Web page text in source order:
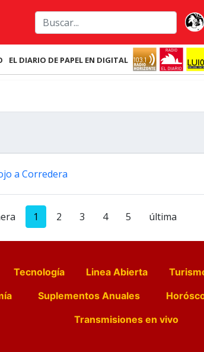
EL DIARIO DE PAPEL EN DIGITAL
a Corredera
1 2 3 4 5 última
Tecnología Linea Abierta
Suplementos Anuales
Transmisiones en vivo